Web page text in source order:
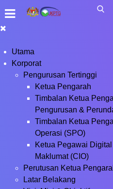
Utama
Korporat
Pengurusan Tertinggi
Ketua Pengarah
Timbalan Ketua
Pengurusan &
Timbalan Ketua
Operasi (SPO)
Ketua Pegawai
Maklumat (CIO)
Perutusan Ketua
Latar Belakang